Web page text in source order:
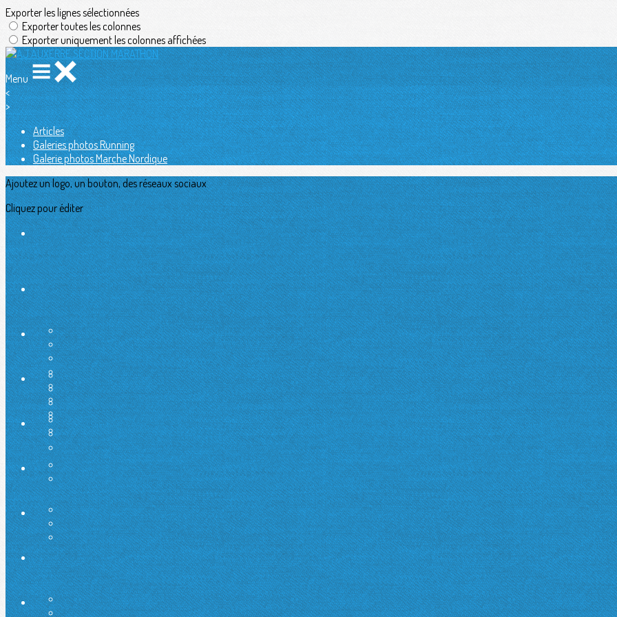
Exporter les lignes sélectionnées
Exporter toutes les colonnes
Exporter uniquement les colonnes affichées
Menu
<
>
Articles
Galeries photos Running
Galerie photos Marche Nordique
Ajoutez un logo, un bouton, des réseaux sociaux
Cliquez pour éditer